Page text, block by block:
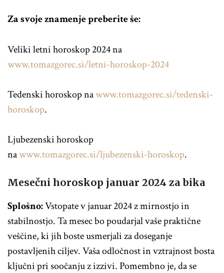
Za svoje znamenje preberite še:
Veliki letni horoskop 2024 na
www.tomazgorec.si/letni-horoskop-2024
Tedenski horoskop nawww.tomazgorec.si/tedenski-
horoskop.
Ljubezenski horoskop
nawww.tomazgorec.si/ljubezenski-horoskop.
Mesečni horoskop januar 2024 za bika
Splošno:Vstopate v januar 2024 z mirnostjo in
stabilnostjo. Ta mesec bo poudarjal vaše praktične
veščine, ki jih boste usmerjali za doseganje
postavljenih ciljev. Vaša odločnost in vztrajnost bosta
ključni pri soočanju z izzivi. Pomembno je, da se